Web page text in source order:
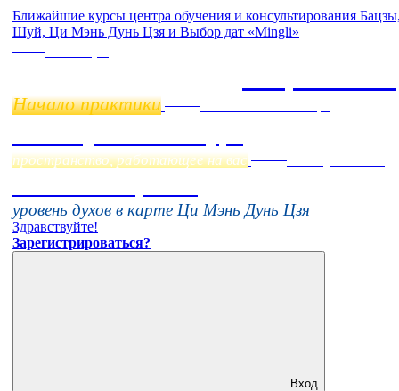
Ближайшие курсы центра обучения и консультирования
Шуй, Ци Мэнь Дунь Цзя и Выбор дат «Mingli»
Начало практики
пространство, работающее на вас
уровень духов в карте Ци Мэнь Дунь Цзя
Здравствуйте!
Зарегистрироваться?
Вход